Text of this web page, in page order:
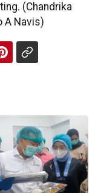
(Chandrika
A Navis)